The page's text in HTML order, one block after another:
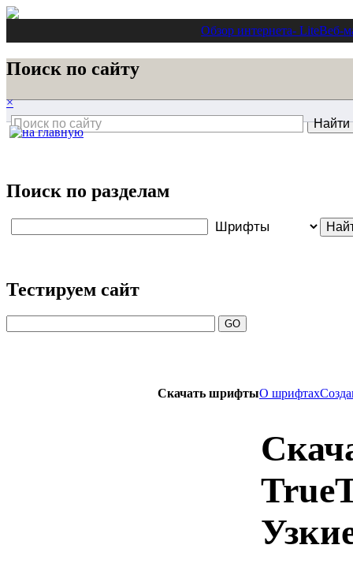
Обзор интернета- LiteВеб-
Поиск по сайту
×
Поиск по разделам
Тестируем сайт
Скачать шрифтыО шрифтах